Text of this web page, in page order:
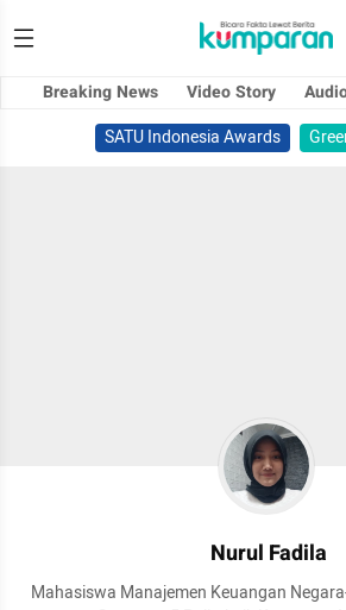
Breaking News Video Story
SATU Indonesia Awards
Nurul Fadila
Mahasiswa Manajemen Keuangan